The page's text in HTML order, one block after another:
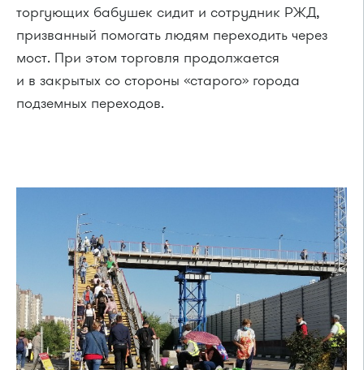
торгующих бабушек сидит и сотрудник РЖД,
призванный помогать людям переходить через
мост. При этом торговля продолжается
и в закрытых со стороны «старого» города
подземных переходов.